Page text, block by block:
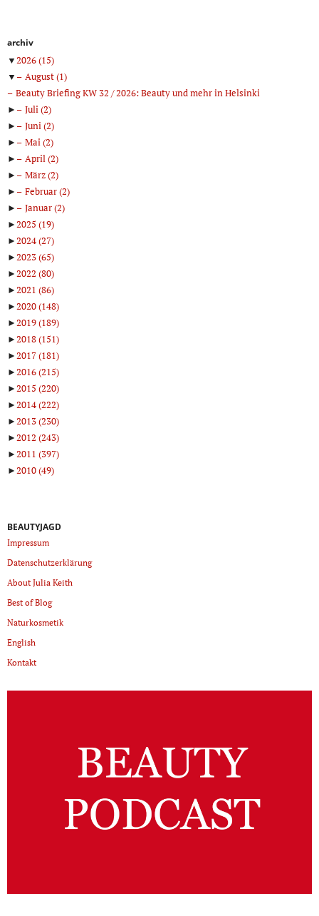
archiv
▼2026(15)
▼
August(1)
Beauty Briefing KW 32 / 2026: Beauty und mehr in Helsinki
►
Juli(2)
►
Juni(2)
►
Mai(2)
►
April(2)
►
März(2)
►
Februar(2)
►
Januar(2)
►2025 (19)
►2024(27)
►2023(65)
►2022 (80)
►2021 (86)
►2020(148)
►2019(189)
►2018(151)
►2017(181)
►2016(215)
►2015 (220)
►2014(222)
►2013(230)
►2012 (243)
►2011 (397)
►2010(49)
BEAUTYJAGD
Impressum
Datenschutzerklärung
About Julia Keith
Best of Blog
Naturkosmetik
English
Kontakt